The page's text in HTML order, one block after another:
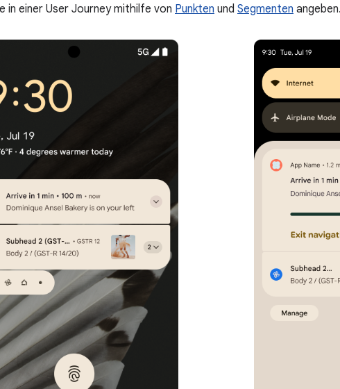
in einer User Journey mithilfe von Punkten und Segmenten angeben.